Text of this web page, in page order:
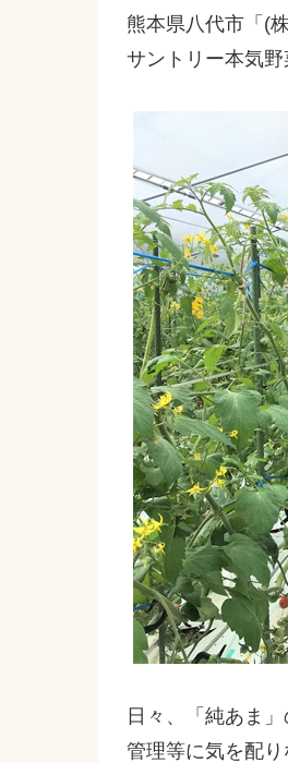
熊本県八代市「(
サントリー本気
日々、「純あま
管理等に気を配り